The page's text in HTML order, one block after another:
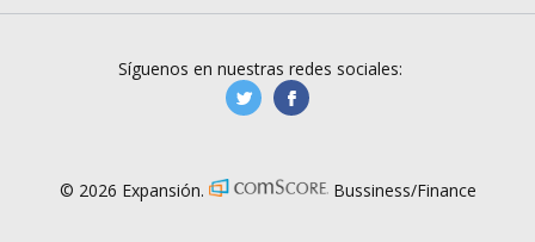
Síguenos en nuestras redes sociales:
manufacturaGE
© 2026 Expansión. Bussiness/Finance